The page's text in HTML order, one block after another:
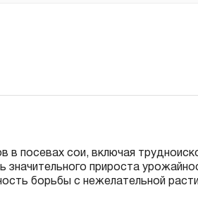
посевах сои, включая
значительного прироста
борьбы с нежелательной